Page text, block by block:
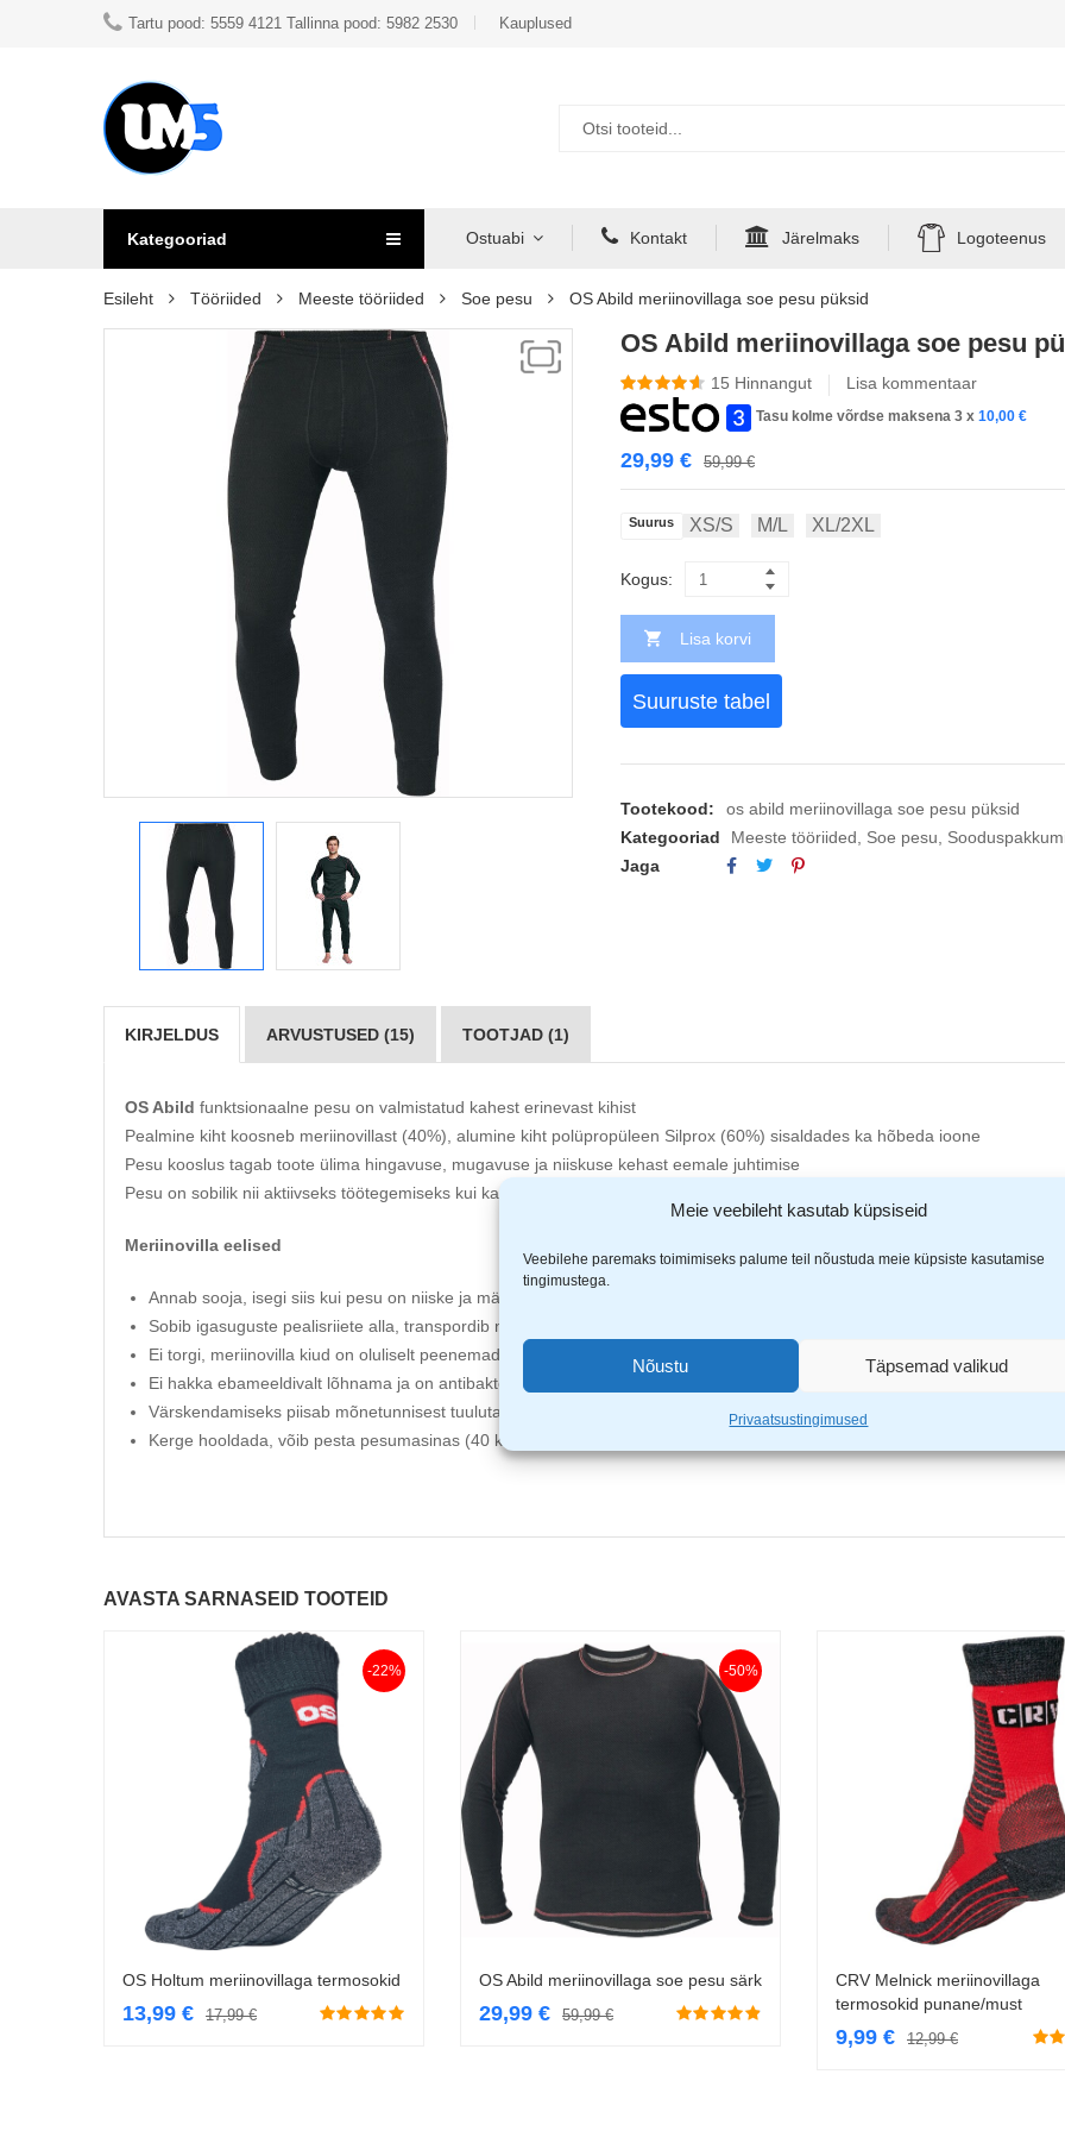
Meie veebileht kasutab küpsiseid
Veebilehe paremaks toimimiseks palume teil nõustuda meie küpsiste kasutamise
tingimustega.
Nõustu Täpsemad valikud
Privaatsustingimused
Tartu pood: 5559 4121 Tallinna pood: 5982 2530 Kauplused
Kategooriad Ostuabi Kontakt Järelmaks Logoteenus
Esileht Tööriided Meeste tööriided Soe pesu OS Abild meriinovillaga soe pesu püksid
OS Abild meriinovillaga soe pesu
15 Hinnangut Lisa kommentaar
Tasu kolme võrdse maksena 3 x 10,00 €
59,99€
29,99 €
Suurus XS/S M/L XL/2XL
Kogus:
Lisa korvi
Suuruste tabel
Tootekood:
os abild meriinovillaga soe pesu püksid
Kategooriad
Meeste tööriided, Soe pesu,
Jaga
KIRJELDUS ARVUSTUSED (15) TOOTJAD (1)
OS Abild funktsionaalne pesu on valmistatud kahest erinevast kihist
Pealmine kiht koosneb meriinovillast (40%), alumine kiht polüpropüleen Silprox (60%) sisaldades ka hõbeda ioone
Pesu kooslus tagab toote ülima hingavuse, mugavuse ja niiskuse kehast eemale juhtimise
Pesu on sobilik nii aktiivseks töötegemiseks kui ka sportimiseks. Materjali kaal 180g/m2.
Meriinovilla eelised
Annab sooja, isegi siis kui pesu on niiske ja märg
Sobib igasuguste pealisriiete alla, transpordib niiskuse kiirelt riietuse järgmistesse kihtidesse, tagades ühtlase niiskus ja
Ei torgi, meriinovilla kiud on oluliselt peenemad kui tavalisel lamba villal
Ei hakka ebameeldivalt lõhnama ja on antibakteriaalne
Värskendamiseks piisab mõnetunnisest tuulutamisest
Kerge hooldada, võib pesta pesumasinas (40 kraadi juures). Ei tohi kasutada loputusvahendeid
AVASTA SARNASEID TOOTEID
-22%
Vali
OS Holtum meriinovillaga termosokid
17,99€
13,99 €
-50%
Vali
OS Abild meriinovillaga soe pesu särk
59,99€
29,99 €
Vali
CRV Melnick meriinovillaga
termosokid punane/must
12,99€
9,99 €